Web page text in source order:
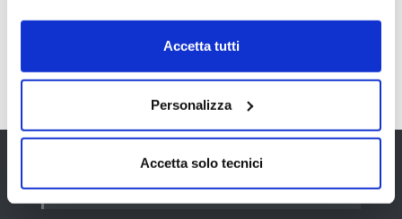
Accetta tutti
Personalizza
Accetta solo tecnici
27
28/04/2025 08:05
Chi siamo